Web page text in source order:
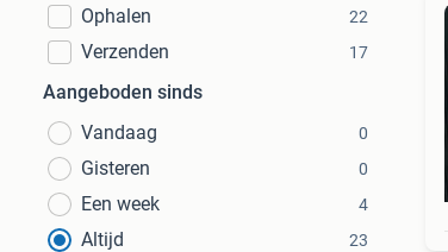
Ophalen
22
Verzenden 17
Aangeboden sinds
Vandaag
0
Gisteren 0
Een week 4
Altijd 23